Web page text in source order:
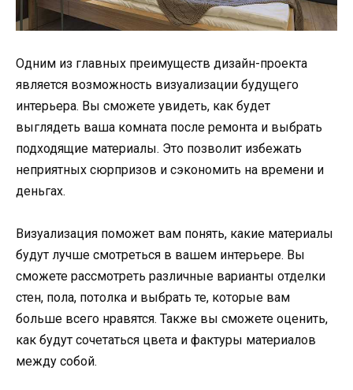
Одним из главных преимуществ дизайн-проекта
является возможность визуализации будущего
интерьера. Вы сможете увидеть, как будет
выглядеть ваша комната после ремонта и выбрать
подходящие материалы. Это позволит избежать
неприятных сюрпризов и сэкономить на времени и
деньгах.
Визуализация поможет вам понять, какие материалы
будут лучше смотреться в вашем интерьере. Вы
сможете рассмотреть различные варианты отделки
стен, пола, потолка и выбрать те, которые вам
больше всего нравятся. Также вы сможете оценить,
как будут сочетаться цвета и фактуры материалов
между собой.